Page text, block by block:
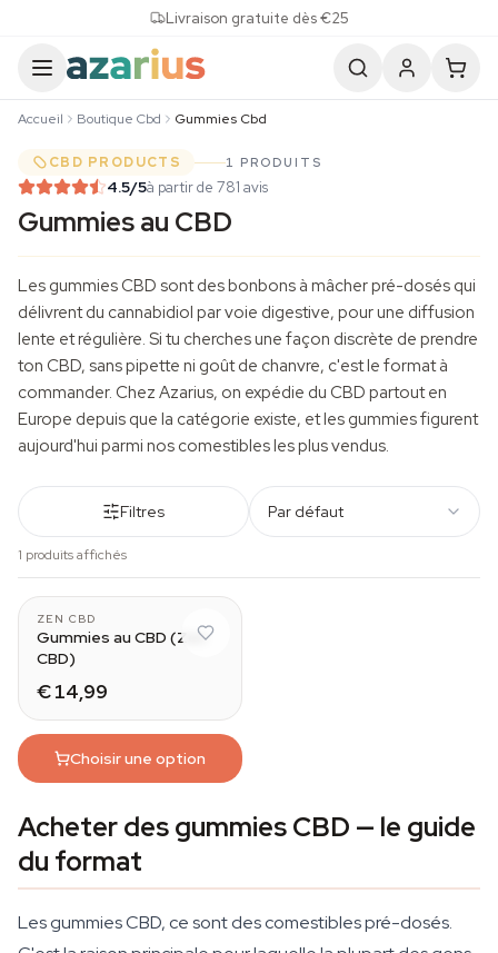
Livraison gratuite dès €25
Accueil Boutique Cbd Gummies Cbd
CBD PRODUCTS 1 PRODUITS
4.5/5à partir de 781 avis
Gummies au CBD
Les gummies CBD sont des bonbons à mâcher pré-dosés qui
délivrent du cannabidiol par voie digestive, pour une diffusion
lente et régulière. Si tu cherches une façon discrète de prendre
ton CBD, sans pipette ni goût de chanvre, c'est le format à
commander. Chez Azarius, on expédie du CBD partout en
Europe depuis que la catégorie existe, et les gummies figurent
aujourd'hui parmi nos comestibles les plus vendus.
Filtres Par défaut
1 produits affichés
ZEN CBD
Gummies au CBD (Zen
CBD)
€ 14,99
Choisir une option
Acheter des gummies CBD — le guide
du format
Les gummies CBD, ce sont des comestibles pré-dosés.